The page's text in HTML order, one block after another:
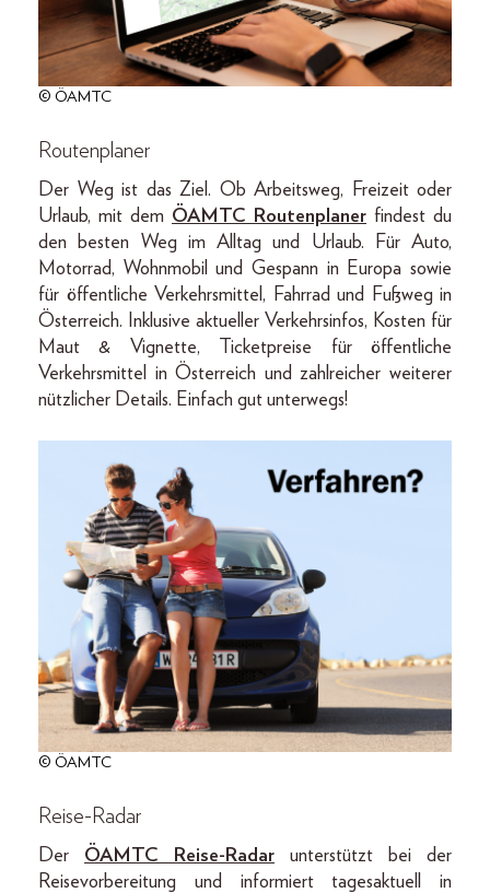
© ÖAMTC
Routenplaner
Der Weg ist das Ziel. Ob Arbeitsweg, Freizeit oder
Urlaub, mit dem ÖAMTC Routenplaner findest du
den besten Weg im Alltag und Urlaub. Für Auto,
Motorrad, Wohnmobil und Gespann in Europa sowie
für öffentliche Verkehrsmittel, Fahrrad und Fußweg in
Österreich. Inklusive aktueller Verkehrsinfos, Kosten für
Maut & Vignette, Ticketpreise für öffentliche
Verkehrsmittel in Österreich und zahlreicher weiterer
nützlicher Details. Einfach gut unterwegs!
© ÖAMTC
Reise-Radar
Der ÖAMTC Reise-Radar unterstützt bei der
Reisevorbereitung und informiert tagesaktuell in